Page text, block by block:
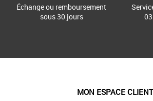
Échange ou remboursement
sous 30 jours
MON ESPACE CLIENT